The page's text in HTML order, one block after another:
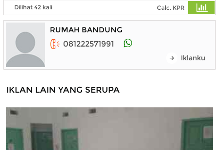
Dilihat 42 kali Calc. KPR
RUMAH BANDUNG
081222571991
Iklanku
IKLAN LAIN YANG SERUPA